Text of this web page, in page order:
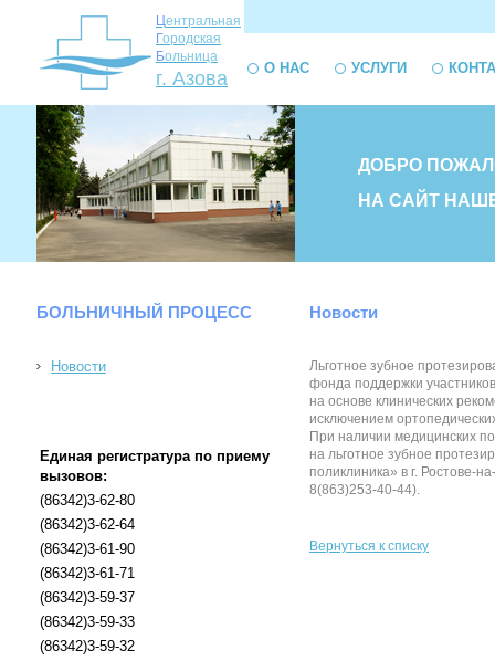
Центральная
Городская
Больница
г. Азова О НАС УСЛУГИ
ДОБРО
НА САЙТ
БОЛЬНИЧНЫЙ ПРОЦЕСС
Новости
Единая регистратура по приему
вызовов:
(86342)3-62-80
(86342)3-62-64
(86342)3-61-90
(86342)3-61-71
(86342)3-59-37
(86342)3-59-33
(86342)3-59-32
Новости
Льготное зубное
фонда поддержки
на основе клинических
исключением
При наличии медицинских
на льготное зубное
поликлиника» в г. Ростове-
8(863)253-40-44).
Вернуться к списку